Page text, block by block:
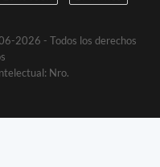
2026 - Todos los derechos
Nro.